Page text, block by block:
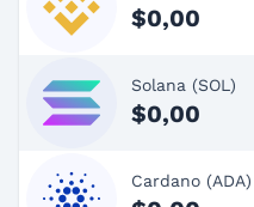
$0,00
Solana (SOL)
$0,00
Cardano (ADA)